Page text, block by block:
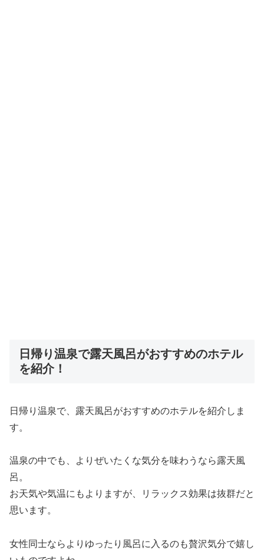
日帰り温泉で露天風呂がおすすめのホテル
を紹介！
日帰り温泉で、露天風呂がおすすめのホテルを紹介しま
す。
温泉の中でも、よりぜいたくな気分を味わうなら露天風
呂。
お天気や気温にもよりますが、リラックス効果は抜群だと
思います。
女性同士ならよりゆったり風呂に入るのも贅沢気分で嬉し